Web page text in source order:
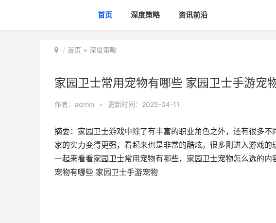
首页 深度策略 资讯前沿
首页 > 深度策略
家园卫士常用宠物有哪些 家园卫士手游宠
作者： admin • 更新时间：2025-04-11
摘要：​家园卫士游戏中除了有丰富的职业角色之外，还有很多
家的实力变得更强，看起来也是非常的酷炫。很多刚进入游戏
一起来看看家园卫士常用宠物有哪些，家园卫士宠物怎么选的
宠物有哪些 家园卫士手游宠物